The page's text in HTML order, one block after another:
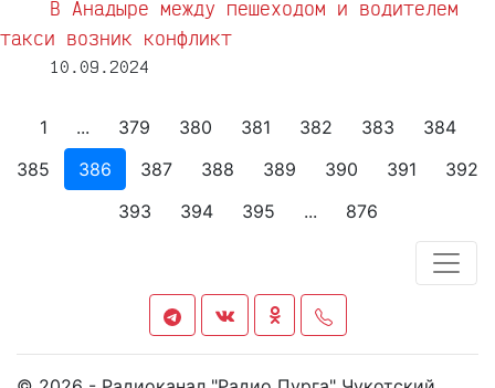
В Анадыре между пешеходом и водителем
такси возник конфликт
10.09.2024
1 ... 379 380 381 382 383
384
385
386 387 388 389 390 391
392
393
394 395 ... 876